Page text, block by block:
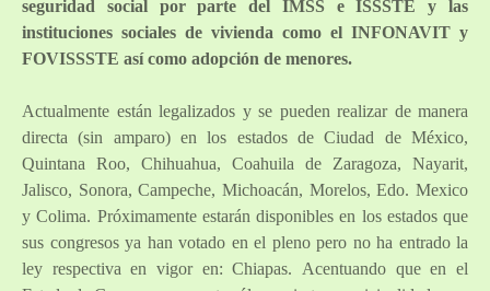
seguridad social por parte del IMSS e ISSSTE y las
instituciones sociales de vivienda como el INFONAVIT y
FOVISSSTE así como adopción de menores.
Actualmente están legalizados y se pueden realizar de manera
directa (sin amparo) en los estados de Ciudad de México,
Quintana Roo, Chihuahua, Coahuila de Zaragoza, Nayarit,
Jalisco, Sonora, Campeche, Michoacán, Morelos, Edo. Mexico
y Colima. Próximamente estarán disponibles en los estados que
sus congresos ya han votado en el pleno pero no ha entrado la
ley respectiva en vigor en: Chiapas. Acentuando que en el